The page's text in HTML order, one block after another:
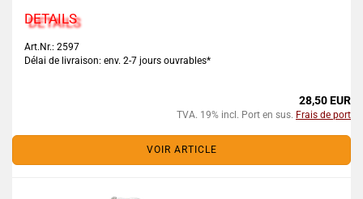
DETAILS
Art.Nr.: 2597
Délai de livraison: env. 2-7 jours ouvrables*
28,50 EUR
TVA. 19% incl. Port en sus. Frais de port
VOIR ARTICLE